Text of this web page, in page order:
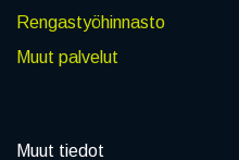
Rengastyöhinnasto
Muut palvelut
Muut tiedot